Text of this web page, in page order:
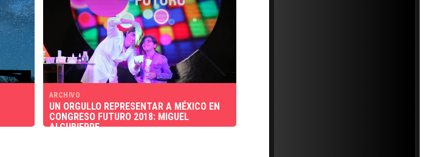
ARCHIVO
UN ORGULLO REPRESENTAR A MÉXICO EN
CONGRESO FUTURO 2018: MIGUEL
ALCUBIERRE